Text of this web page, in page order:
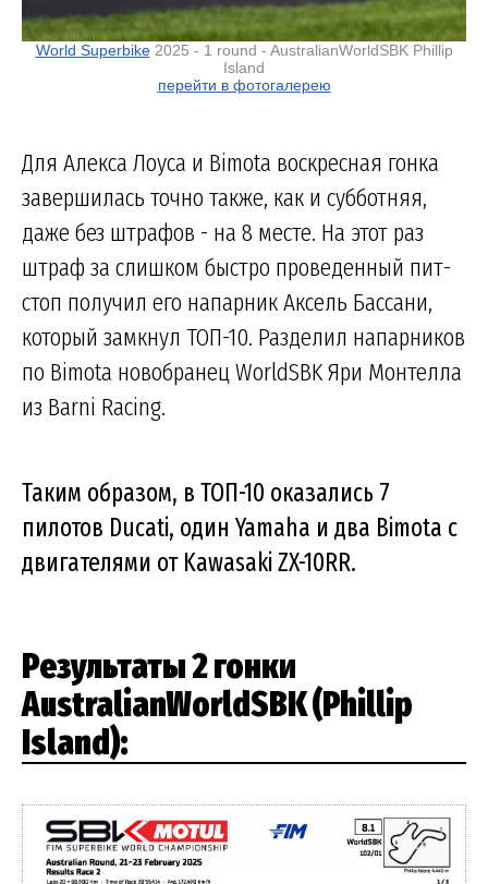
World Superbike2025 - 1 round - AustralianWorldSBK Phillip
Island
перейти в фотогалерею
Для Алекса Лоуса и Bimota воскресная гонка
завершилась точно также, как и субботняя,
даже без штрафов - на 8 месте. На этот раз
штраф за слишком быстро проведенный пит-
стоп получил его напарник Аксель Бассани,
который замкнул ТОП-10. Разделил напарников
по Bimota новобранец WorldSBK Яри Монтелла
из Barni Racing.
Таким образом, в ТОП-10 оказались 7
пилотов Ducati, один Yamaha и два Bimota с
двигателями от Kawasaki ZX-10RR.
Результаты 2 гонки
AustralianWorldSBK (Phillip
Island):